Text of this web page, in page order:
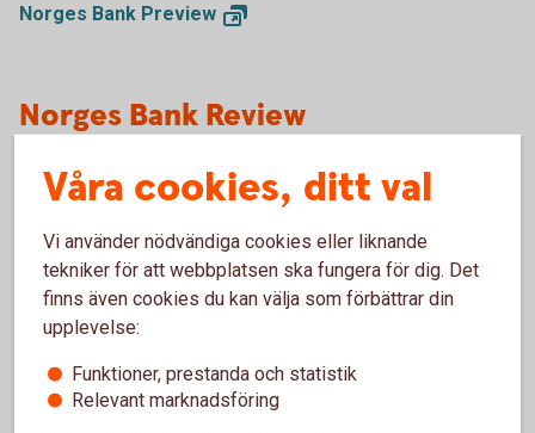
Norges Bank Preview
Norges Bank Review
Norges Bank Review publiceras strax efter Norges Banks
räntebesked. Analysen utvärderar bankens senaste
och marknaden framöver.
Norges BankReview
Macro First Look
Våra cookies, ditt val
Vi använder nödvändiga cookies eller liknande
tekniker för att webbplatsen ska fungera för dig. Det
finns även cookies du kan välja som förbättrar din
upplevelse:
Funktioner, prestanda och statistik
Relevant marknadsföring